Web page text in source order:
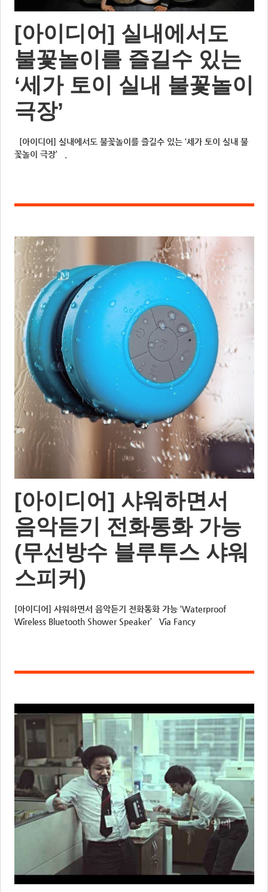
[아이디어] 실내에서도
불꽃놀이를 즐길수 있는
‘세가 토이 실내 불꽃놀이
극장’
[아이디어] 실내에서도 불꽃놀이를 즐길수 있는 ‘세가 토이 실내 불
꽃놀이 극장’ .
[아이디어] 샤워하면서
음악듣기 전화통화 가능
(무선방수 블루투스 샤워
스피커)
[아이디어] 샤워하면서 음악듣기 전화통화 가능 ‘Waterproof
Wireless Bluetooth Shower Speaker’ Via Fancy